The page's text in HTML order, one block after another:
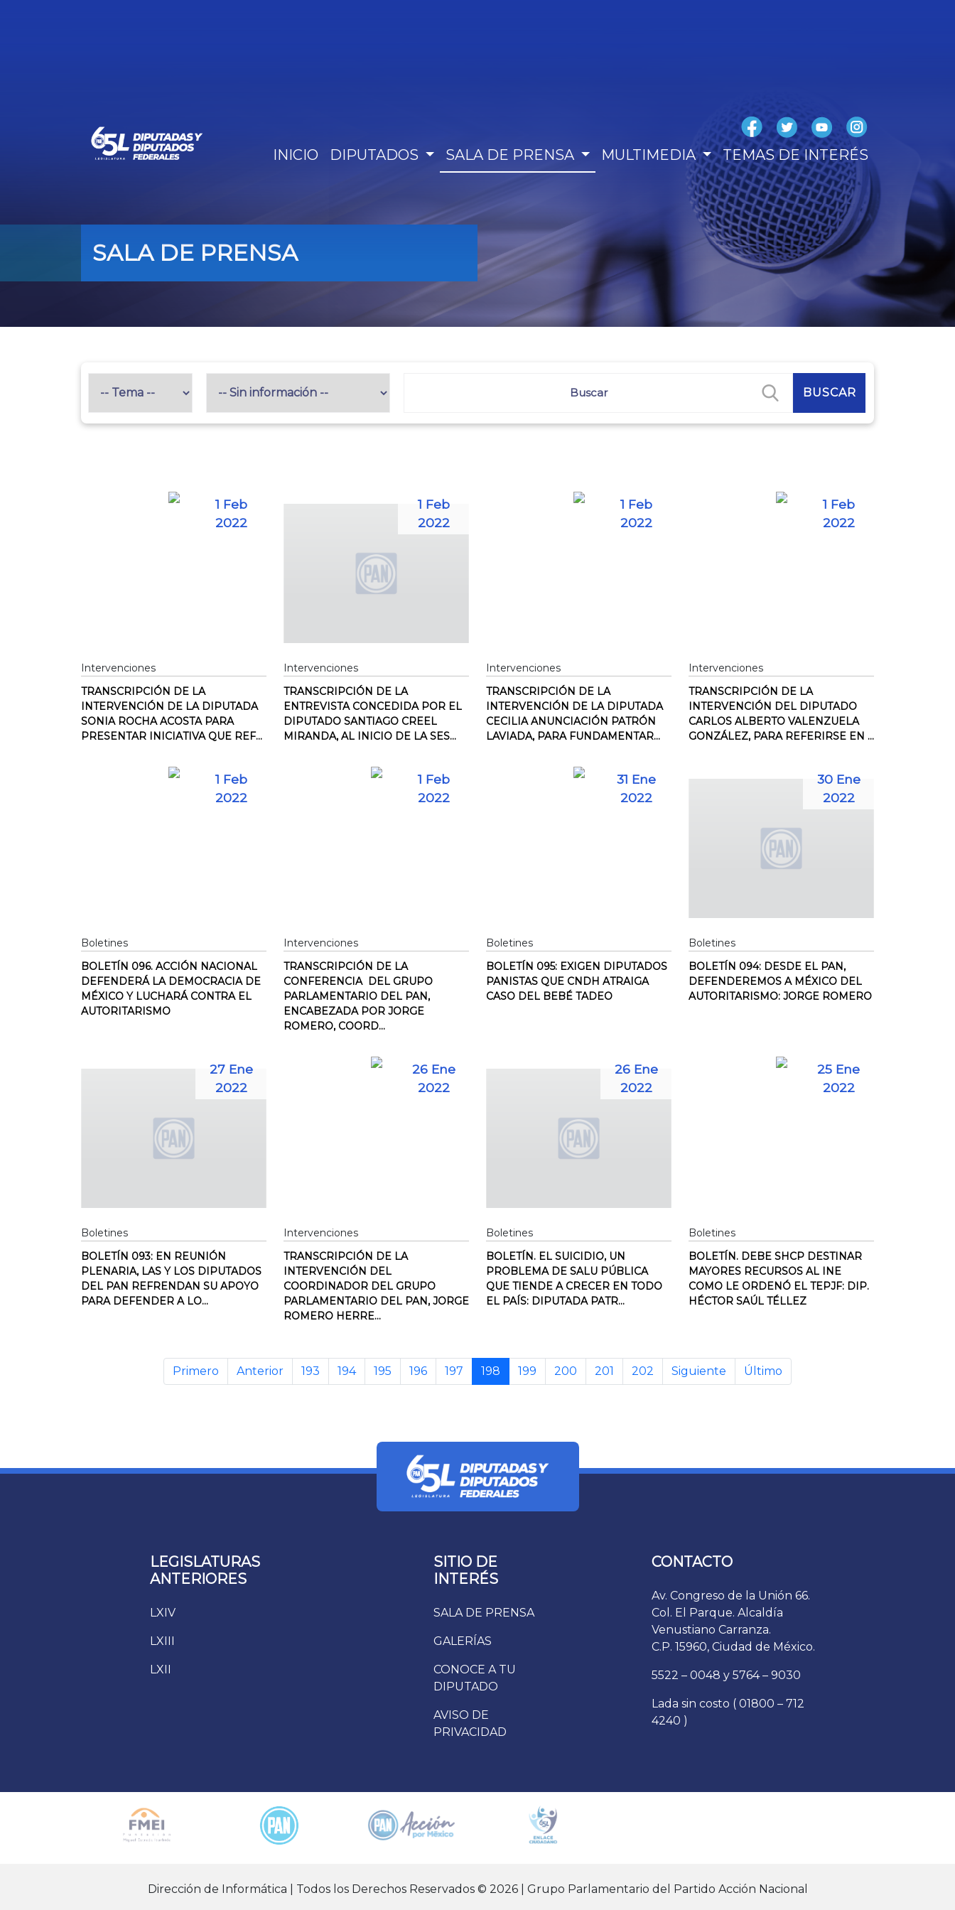
INICIO DIPUTADOS SALA DE PRENSA MULTIMEDIA TEMAS DE INTERÉS
SALA DE PRENSA
1 Feb
2022
Intervenciones
TRANSCRIPCIÓN DE LA
INTERVENCIÓN DE LA DIPUTADA
SONIA ROCHA ACOSTA PARA
PRESENTAR INICIATIVA QUE REF...
1 Feb
2022
Intervenciones
TRANSCRIPCIÓN DE LA
ENTREVISTA CONCEDIDA POR EL
DIPUTADO SANTIAGO CREEL
MIRANDA, AL INICIO DE LA SES...
1 Feb
2022
Intervenciones
TRANSCRIPCIÓN DE LA
INTERVENCIÓN DE LA DIPUTADA
CECILIA ANUNCIACIÓN PATRÓN
LAVIADA, PARA FUNDAMENTAR...
1 Feb
2022
Intervenciones
TRANSCRIPCIÓN DE LA
INTERVENCIÓN DEL DIPUTADO
CARLOS ALBERTO VALENZUELA
GONZÁLEZ, PARA REFERIRSE EN ...
1 Feb
2022
Boletines
BOLETÍN 096. ACCIÓN NACIONAL
DEFENDERÁ LA DEMOCRACIA DE
MÉXICO Y LUCHARÁ CONTRA EL
AUTORITARISMO
1 Feb
2022
Intervenciones
TRANSCRIPCIÓN DE LA
CONFERENCIA DEL GRUPO
PARLAMENTARIO DEL PAN,
ENCABEZADA POR JORGE
ROMERO, COORD...
31 Ene
2022
Boletines
BOLETÍN 095: EXIGEN DIPUTADOS
PANISTAS QUE CNDH ATRAIGA
CASO DEL BEBÉ TADEO
30 Ene
2022
Boletines
BOLETÍN 094: DESDE EL PAN,
DEFENDEREMOS A MÉXICO DEL
AUTORITARISMO: JORGE ROMERO
27 Ene
2022
Boletines
BOLETÍN 093: EN REUNIÓN
PLENARIA, LAS Y LOS DIPUTADOS
DEL PAN REFRENDAN SU APOYO
PARA DEFENDER A LO...
26 Ene
2022
Intervenciones
TRANSCRIPCIÓN DE LA
INTERVENCIÓN DEL
COORDINADOR DEL GRUPO
PARLAMENTARIO DEL PAN, JORGE
ROMERO HERRE...
26 Ene
2022
Boletines
BOLETÍN. EL SUICIDIO, UN
PROBLEMA DE SALU PÚBLICA
QUE TIENDE A CRECER EN TODO
EL PAÍS: DIPUTADA PATR...
25 Ene
2022
Boletines
BOLETÍN. DEBE SHCP DESTINAR
MAYORES RECURSOS AL INE
COMO LE ORDENÓ EL TEPJF: DIP.
HÉCTOR SAÚL TÉLLEZ
Primero Anterior 193 194 195 196 197 198 199 200 201 202 Siguiente Último
LEGISLATURAS
ANTERIORES
LXIV
LXIII
LXII
SITIO DE
INTERÉS
SALA DE PRENSA
GALERÍAS
CONOCE A TU
DIPUTADO
AVISO DE
PRIVACIDAD
CONTACTO
Av. Congreso de la Unión 66.
Col. El Parque. Alcaldía
Venustiano Carranza.
C.P. 15960, Ciudad de México.
5522 – 0048 y 5764 – 9030
Lada sin costo ( 01800 – 712
4240 )
Dirección de Informática | Todos los Derechos Reservados © 2026 | Grupo Parlamentario del Partido Acción Nacional